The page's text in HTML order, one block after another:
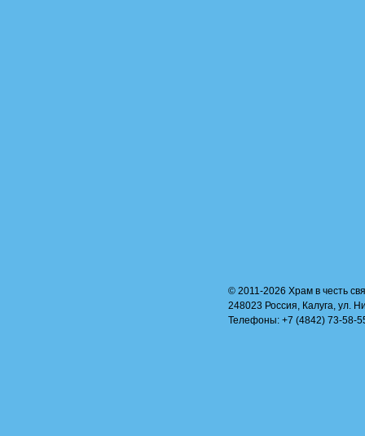
© 2011-2026 Храм в честь
248023 Россия, Калуга, ул.
Телефоны: +7 (4842) 73-58-